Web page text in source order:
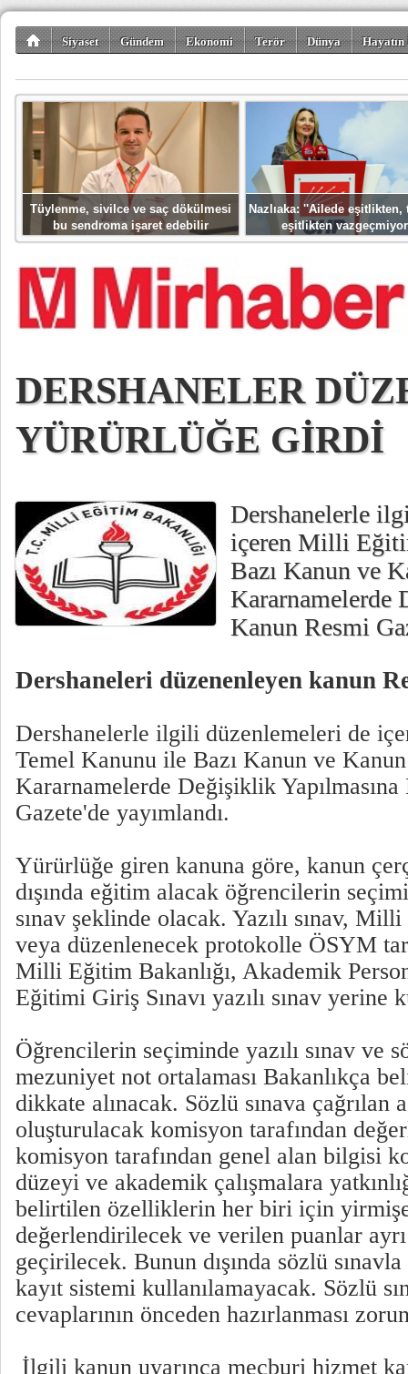
Siyaset Gündem Ekonomi Terör Dünya
Tüylenme, sivilce ve saç dökülmesi
bu sendroma işaret edebilir
Nazlıaka: ''Ailede eşitlikten,
eşitlikten
DERSHANELER
YÜRÜRLÜĞE GİRDİ
Dershanelerle
içeren Milli
Bazı Kanun ve
Kararnamelerde
Kanun Resmi
Dershaneleri düzenenleyen kanun
Dershanelerle ilgili düzenlemeleri de
Temel Kanunu ile Bazı Kanun ve
Kararnamelerde Değişiklik
Gazete'de yayımlandı.
Yürürlüğe giren kanuna göre, kanun
dışında eğitim alacak öğrencilerin
sınav şeklinde olacak. Yazılı sınav,
veya düzenlenecek protokolle ÖSYM
Milli Eğitim Bakanlığı, Akademik
Eğitimi Giriş Sınavı yazılı sınav yerine
Öğrencilerin seçiminde yazılı sınav ve
mezuniyet not ortalaması Bakanlıkça
dikkate alınacak. Sözlü sınava çağrılan
oluşturulacak komisyon tarafından
komisyon tarafından genel alan bilgisi
düzeyi ve akademik çalışmalara
belirtilen özelliklerin her biri için
değerlendirilecek ve verilen puanlar
geçirilecek. Bunun dışında sözlü
kayıt sistemi kullanılamayacak. Sözlü
cevaplarının önceden hazırlanması
İlgili kanun uyarınca mecburi hizmet